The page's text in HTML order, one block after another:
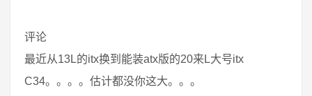
评论
最近从13L的itx换到能装atx版的20来L大号itx
C34。。。。估计都没你这大。。。